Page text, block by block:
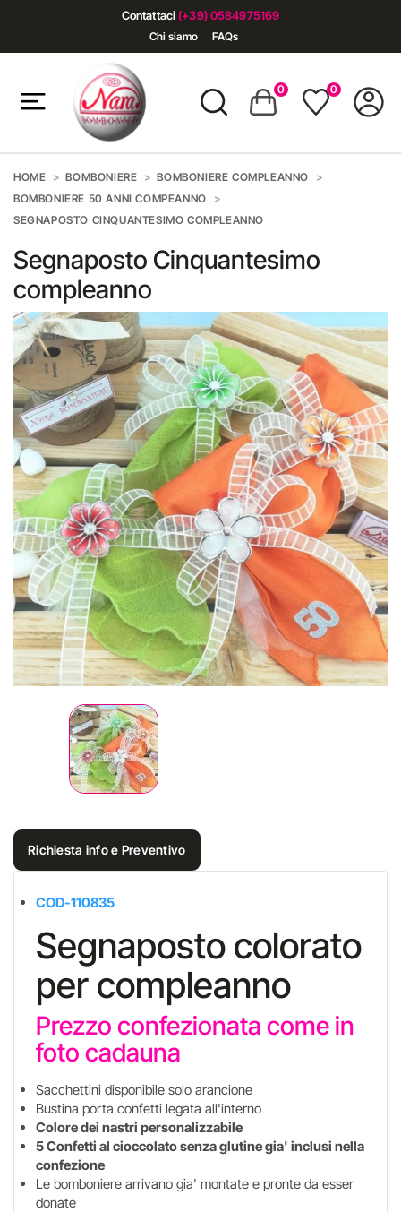
Contattaci (+39) 0584975169
Chi siamo FAQs
0 0
HOME BOMBONIERE
BOMBONIERE COMPLEANNO
BOMBONIERE 50 ANNI COMPEANNO
SEGNAPOSTO CINQUANTESIMO COMPLEANNO
Segnaposto Cinquantesimo
compleanno
Richiesta info e Preventivo
COD-110835
Segnaposto colorato
per compleanno
Prezzo confezionata come in
foto cadauna
Sacchettini disponibile solo arancione
Bustina porta confetti legata all'interno
Colore dei nastri personalizzabile
5 Confetti al cioccolato senza glutine gia' inclusi nella
confezione
Le bomboniere arrivano gia' montate e pronte da esser
donate